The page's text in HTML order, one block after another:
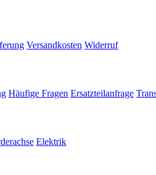
Versandkosten Widerruf
Häufige Fragen Ersatzteilanfrage
Elektrik